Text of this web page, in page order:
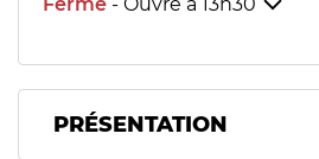
PRÉSENTATION